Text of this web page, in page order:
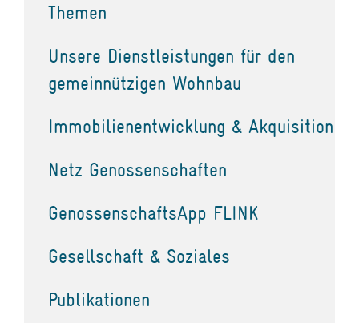
Themen
Unsere Dienstleistungen für den
gemeinnützigen Wohnbau
Immobilienentwicklung & Akquisition
Netz Genossenschaften
GenossenschaftsApp FLINK
Gesellschaft & Soziales
Publikationen